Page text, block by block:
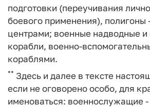
подготовки (переучивания
боевого применения), полигоны
центрами; военные надводные
корабли, военно-
кораблями.
** Здесь и далее в тексте
если не оговорено особо, для
именоваться: военнослужащие